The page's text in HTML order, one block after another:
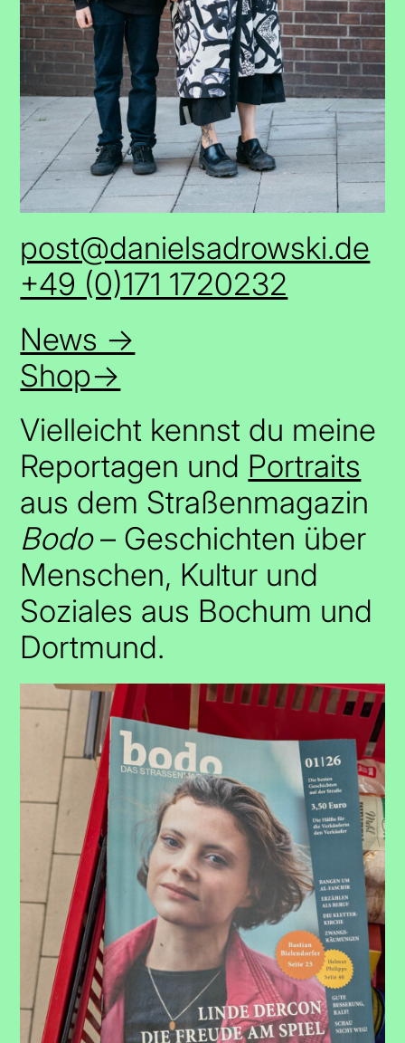
post@danielsadrowski.de
+49 (0)171 1720232
News →
Shop→
Vielleicht kennst du meine
Reportagen und Portraits
aus dem Straßenmagazin
Bodo– Geschichten über
Menschen, Kultur und
Soziales aus Bochum und
Dortmund.